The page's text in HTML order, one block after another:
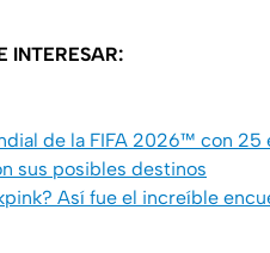
INTERESAR:
de la FIFA 2026™ con 25
sus posibles destinos
Así fue el increíble